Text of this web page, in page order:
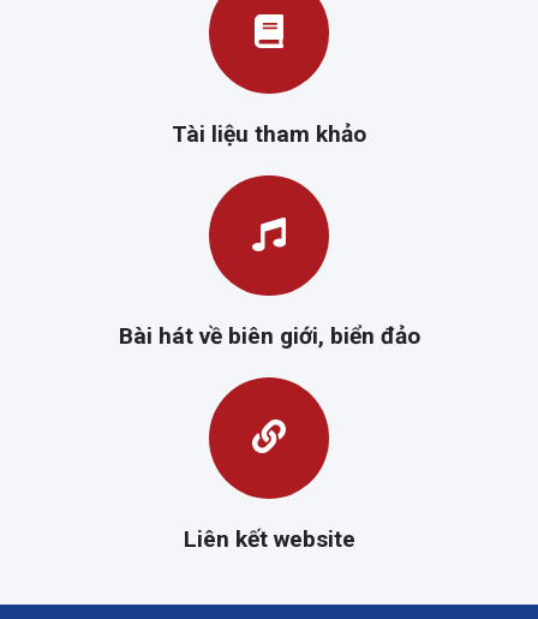
Tài liệu tham khảo
Bài hát về biên giới, biển đảo
Liên kết website